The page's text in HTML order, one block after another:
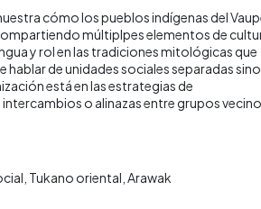
cómo los pueblos indígenas del
múltiplpes elementos de
y rol en las tradiciones mitológicas que
hablar de unidades sociales separadas sino
está en las estrategias de
o alinazas entre grupos
Tukano oriental Arawak